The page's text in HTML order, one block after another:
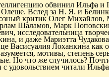
обвинил Ильфа и
Олеше. Вслед за Н. Я. и
критик Олег Михайлов,
Шаламов, Марк
исследовательница
, и даже Мариэтта Чудакова
Васисуалия Лоханкинакак о
мотивы, степень
Но что же случилось?
удовольствием читали